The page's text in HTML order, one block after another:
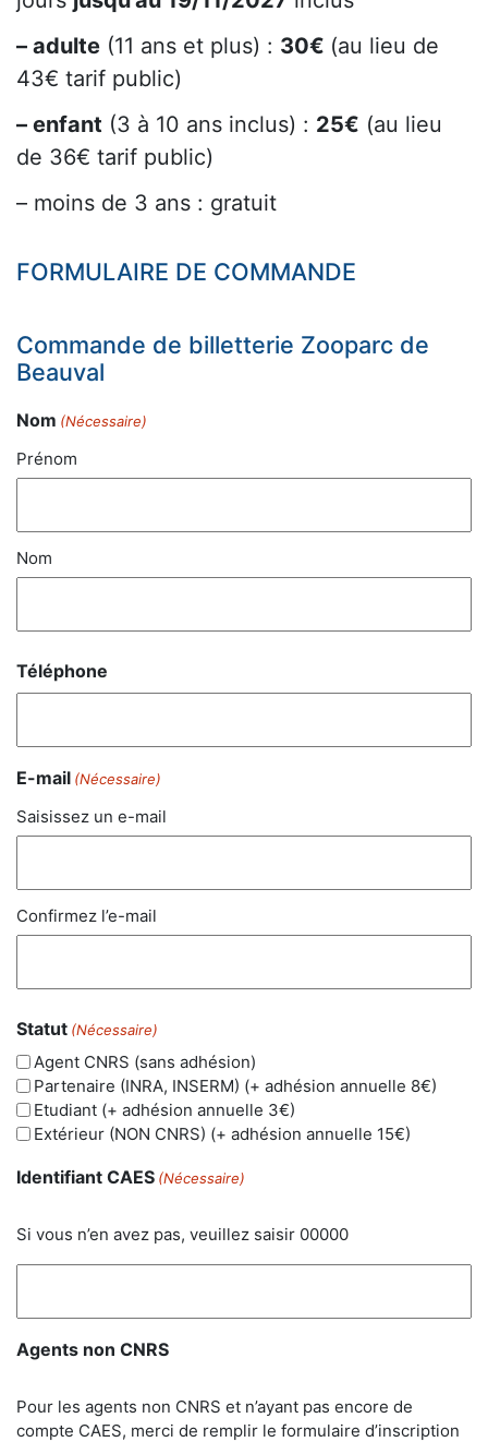
– adulte (11 ans et plus) : 30€ (au lieu de
43€ tarif public)
– enfant (3 à 10 ans inclus) : 25€ (au lieu
de 36€ tarif public)
– moins de 3 ans : gratuit
FORMULAIRE DE COMMANDE
Commande de billetterie Zooparc de
Beauval
Nom (Nécessaire)
Prénom
Nom
Téléphone
E-mail (Nécessaire)
Saisissez un e-mail
Confirmez l’e-mail
Statut (Nécessaire)
Agent CNRS (sans adhésion)
Partenaire (INRA, INSERM) (+ adhésion annuelle 8€)
Etudiant (+ adhésion annuelle 3€)
Extérieur (NON CNRS) (+ adhésion annuelle 15€)
Identifiant CAES (Nécessaire)
Si vous n’en avez pas, veuillez saisir 00000
Agents non CNRS
Pour les agents non CNRS et n’ayant pas encore de
compte CAES, merci de remplir le formulaire d’inscription